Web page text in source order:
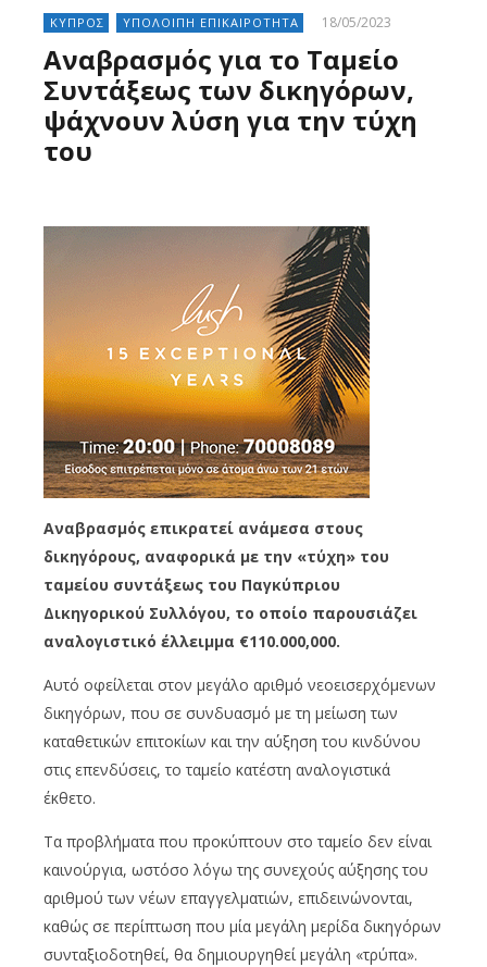
ΚΥΠΡΟΣ ΥΠΟΛΟΙΠΗ ΕΠΙΚΑΙΡΟΤΗΤΑ 18/05/2023
Αναβρασμός για το Ταμείο
Συντάξεως των δικηγόρων,
ψάχνουν λύση για την τύχη
του
Αναβρασμός επικρατεί ανάμεσα στους
δικηγόρους, αναφορικά με την «τύχη» του
ταμείου συντάξεως του Παγκύπριου
Δικηγορικού Συλλόγου, το οποίο παρουσιάζει
αναλογιστικό έλλειμμα €110.000,000.
Αυτό οφείλεται στον μεγάλο αριθμό νεοεισερχόμενων
δικηγόρων, που σε συνδυασμό με τη μείωση των
καταθετικών επιτοκίων και την αύξηση του κινδύνου
στις επενδύσεις, το ταμείο κατέστη αναλογιστικά
έκθετο.
Τα προβλήματα που προκύπτουν στο ταμείο δεν είναι
καινούργια, ωστόσο λόγω της συνεχούς αύξησης του
αριθμού των νέων επαγγελματιών, επιδεινώνονται,
καθώς σε περίπτωση που μία μεγάλη μερίδα δικηγόρων
συνταξιοδοτηθεί, θα δημιουργηθεί μεγάλη «τρύπα».